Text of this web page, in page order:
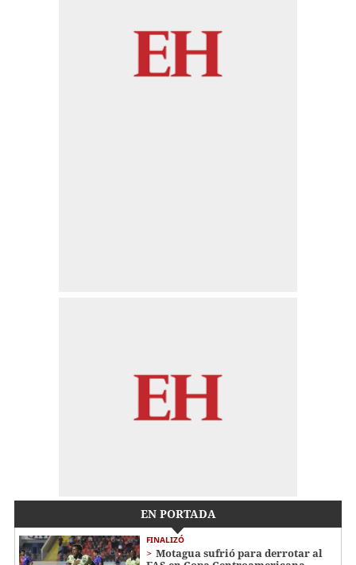
EN PORTADA
FINALIZÓ
Motagua sufrió para derrotar al